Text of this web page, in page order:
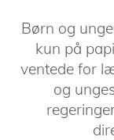
Børn og
kun på
ventede for
og